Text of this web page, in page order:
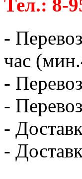
Тел.: 8-
-
час
-
-
-
-